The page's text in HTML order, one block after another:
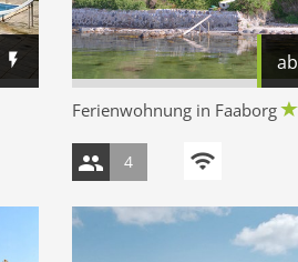
ab
Ferienwohnung in Faaborg
4